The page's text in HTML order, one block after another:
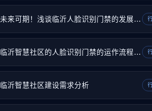
未来可期！浅谈临沂人脸识别门禁的发展趋势
临沂智慧社区的人脸识别门禁的运作流程是什么
临沂智慧社区建设需求分析